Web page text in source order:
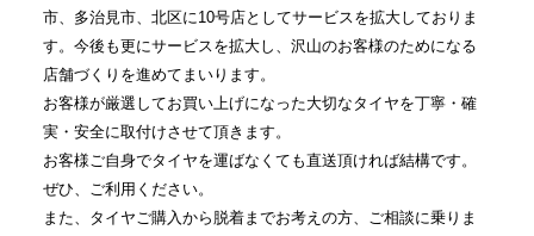
市、多治見市、北区に10号店としてサービスを拡大しておりま
す。今後も更にサービスを拡大し、沢山のお客様のためになる
店舗づくりを進めてまいります。
お客様が厳選してお買い上げになった大切なタイヤを丁寧・確
実・安全に取付けさせて頂きます。
お客様ご自身でタイヤを運ばなくても直送頂ければ結構です。
ぜひ、ご利用ください。
また、タイヤご購入から脱着までお考えの方、ご相談に乗りま